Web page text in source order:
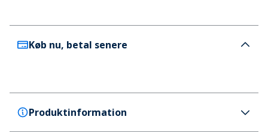
Køb nu, betal senere
Produktinformation